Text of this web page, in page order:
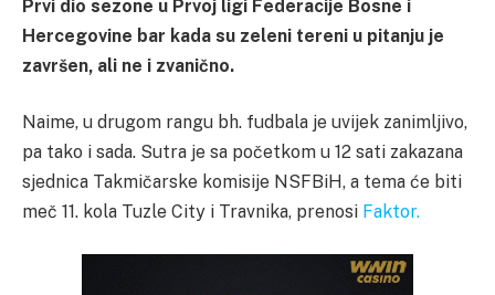
Prvi dio sezone u Prvoj ligi Federacije Bosne i
Hercegovine bar kada su zeleni tereni u pitanju je
završen, ali ne i zvanično.
Naime, u drugom rangu bh. fudbala je uvijek zanimljivo,
pa tako i sada. Sutra je sa početkom u 12 sati zakazana
sjednica Takmičarske komisije NSFBiH, a tema će biti
meč 11. kola Tuzle City i Travnika, prenosi Faktor.